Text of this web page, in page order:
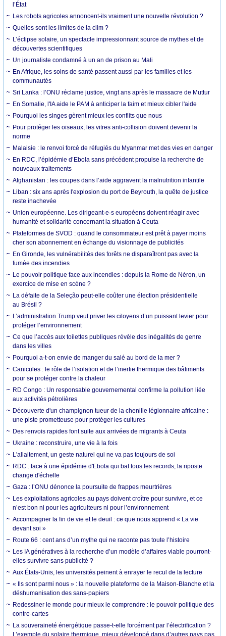
l’État
Les robots agricoles annoncent-ils vraiment une nouvelle révolution ?
Quelles sont les limites de la clim ?
L’éclipse solaire, un spectacle impressionnant source de mythes et de
découvertes scientifiques
Un journaliste condamné à un an de prison au Mali
En Afrique, les soins de santé passent aussi par les familles et les
communautés
Sri Lanka : l’ONU réclame justice, vingt ans après le massacre de Muttur
En Somalie, l'IA aide le PAM à anticiper la faim et mieux cibler l'aide
Pourquoi les singes gèrent mieux les conflits que nous
Pour protéger les oiseaux, les vitres anti-collision doivent devenir la
norme
Malaisie : le renvoi forcé de réfugiés du Myanmar met des vies en danger
En RDC, l’épidémie d’Ebola sans précédent propulse la recherche de
nouveaux traitements
Afghanistan : les coupes dans l’aide aggravent la malnutrition infantile
Liban : six ans après l'explosion du port de Beyrouth, la quête de justice
reste inachevée
Union européenne. Les dirigeant·e·s européens doivent réagir avec
humanité et solidarité concernant la situation à Ceuta
Plateformes de SVOD : quand le consommateur est prêt à payer moins
cher son abonnement en échange du visionnage de publicités
En Gironde, les vulnérabilités des forêts ne disparaîtront pas avec la
fumée des incendies
Le pouvoir politique face aux incendies : depuis la Rome de Néron, un
exercice de mise en scène ?
La défaite de la Seleção peut-elle coûter une élection présidentielle
au Brésil ?
L’administration Trump veut priver les citoyens d’un puissant levier pour
protéger l’environnement
Ce que l’accès aux toilettes publiques révèle des inégalités de genre
dans les villes
Pourquoi a-t-on envie de manger du salé au bord de la mer ?
Canicules : le rôle de l’isolation et de l’inertie thermique des bâtiments
pour se protéger contre la chaleur
RD Congo : Un responsable gouvernemental confirme la pollution liée
aux activités pétrolières
Découverte d'un champignon tueur de la chenille légionnaire africaine :
une piste prometteuse pour protéger les cultures
Des renvois rapides font suite aux arrivées de migrants à Ceuta
Ukraine : reconstruire, une vie à la fois
L'allaitement, un geste naturel qui ne va pas toujours de soi
RDC : face à une épidémie d'Ebola qui bat tous les records, la riposte
change d'échelle
Gaza : l’ONU dénonce la poursuite de frappes meurtrières
Les exploitations agricoles au pays doivent croître pour survivre, et ce
n’est bon ni pour les agriculteurs ni pour l’environnement
Accompagner la fin de vie et le deuil : ce que nous apprend « La vie
devant soi »
Route 66 : cent ans d’un mythe qui ne raconte pas toute l’histoire
Les IA génératives à la recherche d’un modèle d’affaires viable pourront-
elles survivre sans publicité ?
Aux États-Unis, les universités peinent à enrayer le recul de la lecture
« Ils sont parmi nous » : la nouvelle plateforme de la Maison-Blanche et la
déshumanisation des sans-papiers
Redessiner le monde pour mieux le comprendre : le pouvoir politique des
contre-cartes
La souveraineté énergétique passe-t-elle forcément par l’électrification ?
L’exemple du solaire thermique, mieux développé dans d’autres pays pas